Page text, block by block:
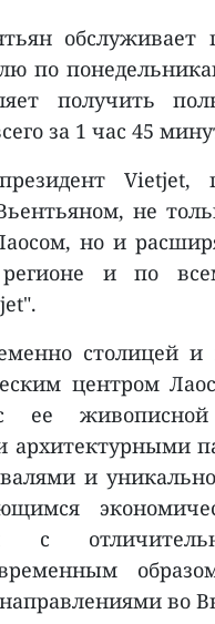
обслуживает
по
получить
за 1 час 45
Vietjet,
не
но и
и по
столицей
центром
ее живописной
архитектурными
и
с
во